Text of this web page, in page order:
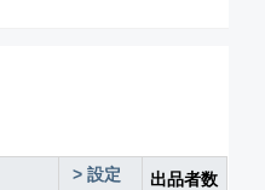
> 設定 出品者数